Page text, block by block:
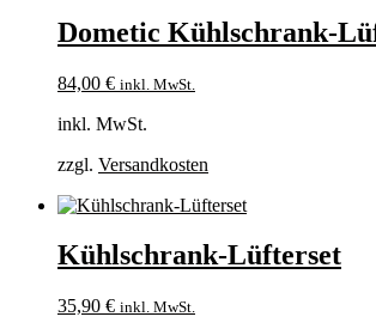
Dometic Kühlschrank-
84,00 € inkl. MwSt.
inkl. MwSt.
zzgl. Versandkosten
Kühlschrank-Lüfterset
35,90 € inkl. MwSt.